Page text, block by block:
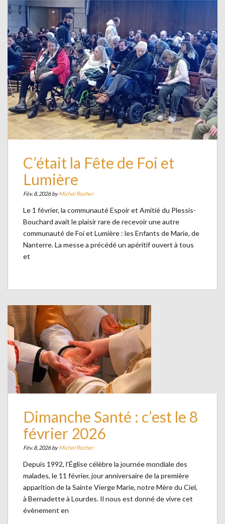
C’était la Fête de Foi et
Lumière
Fév. 8, 2026 byMichel Rocher
Le 1 février, la communauté Espoir et Amitié du Plessis-
Bouchard avait le plaisir rare de recevoir une autre
communauté de Foi et Lumière : les Enfants de Marie, de
Nanterre. La messe a précédé un apéritif ouvert à tous
et
Dimanche Santé : c’est le 8
février 2026
Fév. 8, 2026 byMichel Rocher
Depuis 1992, l’Église célèbre la journée mondiale des
malades, le 11 février, jour anniversaire de la première
apparition de la Sainte Vierge Marie, notre Mère du Ciel,
à Bernadette à Lourdes. Il nous est donné de vivre cet
évènement en